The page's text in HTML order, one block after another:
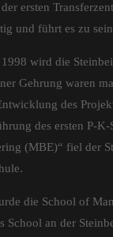
ersten
und führt es zu
wird die
Gehrung waren
des
des ersten P-
(MBE)“ fiel der
die School of
School an der